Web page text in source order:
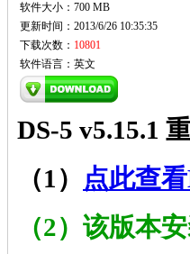
软件大小：700 MB
更新时间：2013/6/26 10:35:35
下载次数： 10801
软件语言：英文
DS-5 v5.15.1
（1） 点此查
（2）该版本